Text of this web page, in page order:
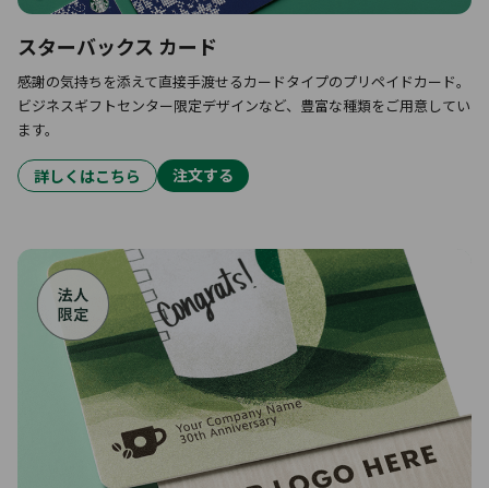
スターバックス カード
感謝の気持ちを添えて直接手渡せるカードタイプのプリペイドカード。
ビジネスギフトセンター限定デザインなど、豊富な種類をご用意してい
ます。
詳しくはこちら 注文する